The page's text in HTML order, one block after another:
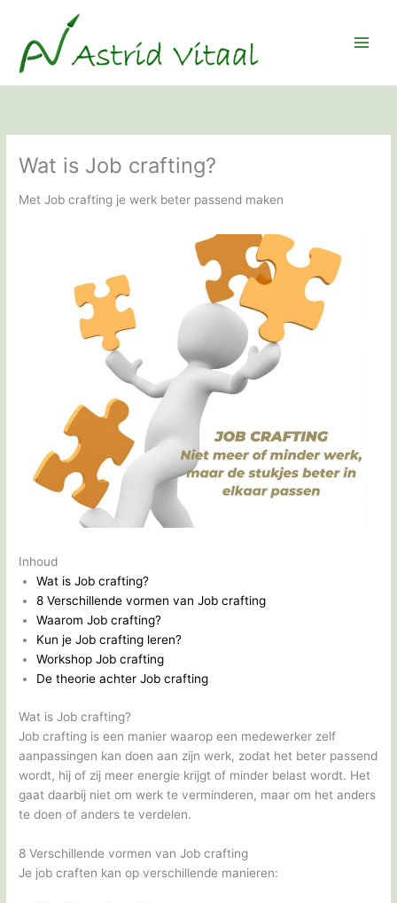
inhoud
Wat is Job crafting?
Met Job crafting je werk beter passend maken
Inhoud
Wat is Job crafting?
8 Verschillende vormen van Job crafting
Waarom Job crafting?
Kun je Job crafting leren?
Workshop Job crafting
De theorie achter Job crafting
Wat is Job crafting?
Job crafting is een manier waarop een medewerker zelf
aanpassingen kan doen aan zijn werk, zodat het beter passend
wordt, hij of zij meer energie krijgt of minder belast wordt. Het
gaat daarbij niet om werk te verminderen, maar om het anders
te doen of anders te verdelen.
8 Verschillende vormen van Job crafting
Je job craften kan op verschillende manieren: